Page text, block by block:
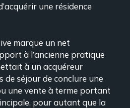
une résidence
marque un net
à l’ancienne pratique
à un acquéreur
de séjour de conclure une
une vente à terme portant
pour autant que la